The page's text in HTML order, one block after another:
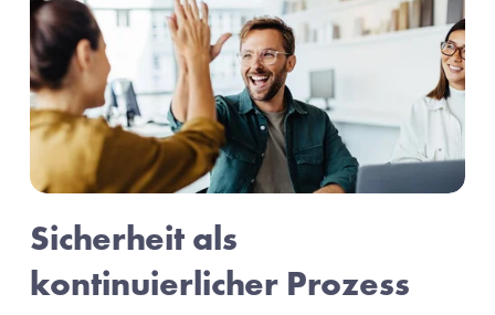
Sicherheit als
kontinuierlicher Prozess